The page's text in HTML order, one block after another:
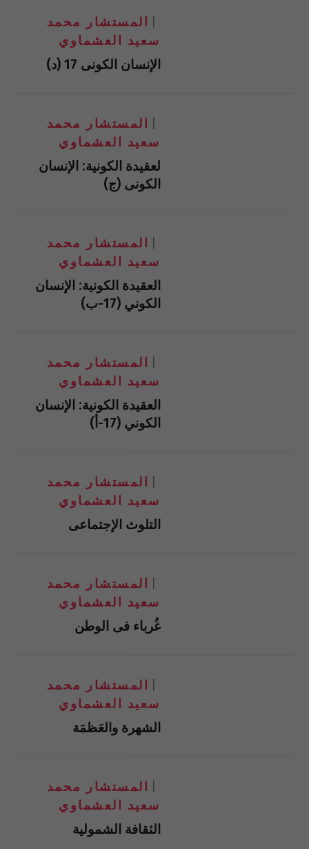
المستشار محمد
سعيد العشماوي
الإنسان الكونى 17 (د)
المستشار محمد
سعيد العشماوي
لعقيدة الكونية: الإنسان
الكونى (ج)
المستشار محمد
سعيد العشماوي
العقيدة الكونية: الإنسان
الكوني (17-ب)
المستشار محمد
سعيد العشماوي
العقيدة الكونية: الإنسان
الكوني (17-أ)
المستشار محمد
سعيد العشماوي
التلوث الإجتماعى
المستشار محمد
سعيد العشماوي
غُرباء فى الوطن
المستشار محمد
سعيد العشماوي
الشهرة والعَظمَة
المستشار محمد
سعيد العشماوي
الثقافة الشمولية